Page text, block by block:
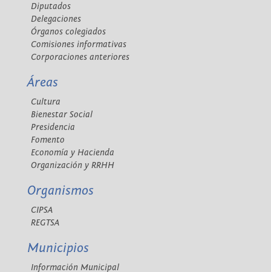
Diputados
Delegaciones
Órganos colegiados
Comisiones informativas
Corporaciones anteriores
Áreas
Cultura
Bienestar Social
Presidencia
Fomento
Economía y Hacienda
Organización y RRHH
Organismos
CIPSA
REGTSA
Municipios
Información Municipal